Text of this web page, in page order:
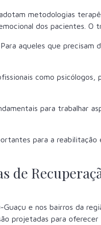
metodologias
dos pacientes. O
aqueles que precisam
como psicólogos,
para trabalhar
para a reabilitação
de
e nos bairros da
projetadas para